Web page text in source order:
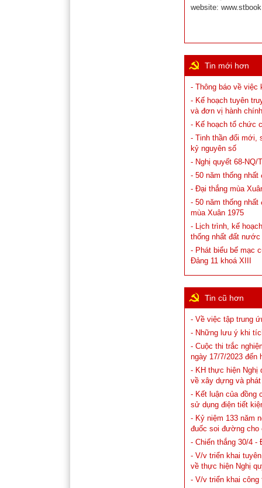
website:
Tin mới hơn
- Thông báo về việc
- Kế hoạch tuyên
và đơn vị hành chính
- Kế hoạch tổ chức
- Tinh thần đổi mới,
kỷ nguyên số
- Nghị quyết 68-NQ/
- 50 năm thống
- Đại thắng mùa
- 50 năm thống
mùa Xuân 1975
- Lịch trình, kế
thống nhất đất nước
- Phát biểu bế mạc
Đảng 11 khoá XIII
Tin cũ hơn
- Về việc tập trung
- Những lưu ý khi
- Cuộc thi trắc
ngày 17/7/2023 đến
- KH thực hiện Nghị
về xây dựng và
- Kết luận của đồng
sử dụng điện tiết
- Kỷ niệm 133 năm
đuốc soi đường cho
- Chiến thắng 30/4 -
- V/v triển khai
về thực hiện Nghị
- V/v triển khai công